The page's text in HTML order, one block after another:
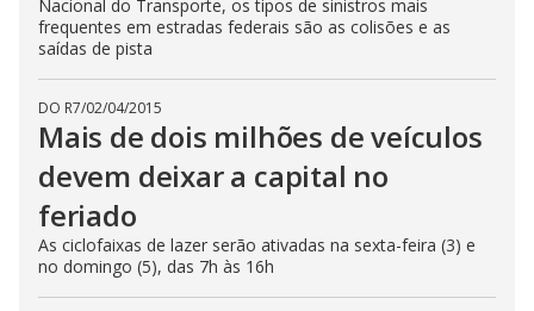
Nacional do Transporte, os tipos de sinistros mais
frequentes em estradas federais são as colisões e as
saídas de pista
DO R7/02/04/2015
Mais de dois milhões de veículos
devem deixar a capital no
feriado
As ciclofaixas de lazer serão ativadas na sexta-feira (3) e
no domingo (5), das 7h às 16h